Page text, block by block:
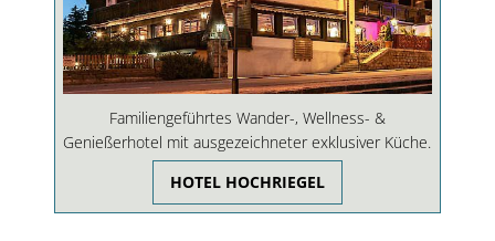
Familiengeführtes Wander-, Wellness- &
Genießerhotel mit ausgezeichneter exklusiver Küche.
HOTEL HOCHRIEGEL